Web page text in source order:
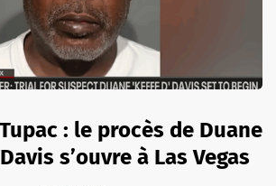
: le procès de Duane
s’ouvre à Las Vegas